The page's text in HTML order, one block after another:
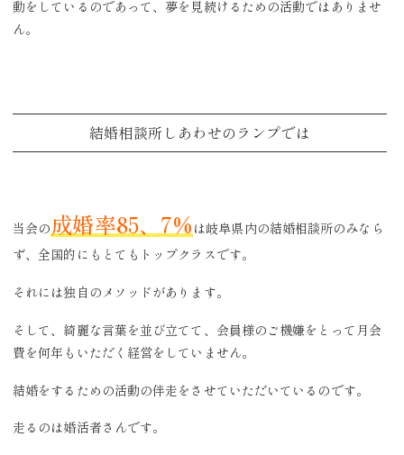
動をしているのであって、夢を見続けるための活動ではありませ
ん。
結婚相談所しあわせのランプでは
当会の成婚率85、7% は岐阜県内の結婚相談所のみなら
ず、全国的にもとてもトップクラスです。
それには独自のメソッドがあります。
そして、綺麗な言葉を並び立てて、会員様のご機嫌をとって月会
費を何年もいただく経営をしていません。
結婚をするための活動の伴走をさせていただいているのです。
走るのは婚活者さんです。